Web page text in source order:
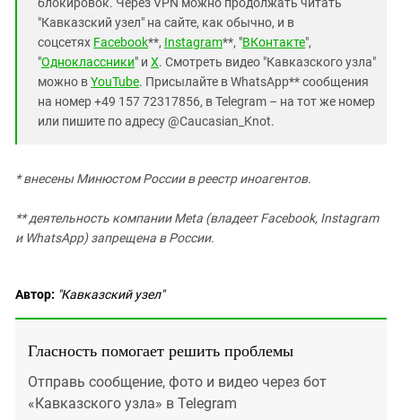
"Кавказский узел" на сайте, как обычно, и в
соцсетях Facebook**, Instagram**, "ВКонтакте",
"Одноклассники" и X. Смотреть видео "Кавказского узла"
можно вYouTube. Присылайте в WhatsApp** сообщения
на номер +49 157 72317856, в Telegram – на тот же номер
или пишите по адресу @Caucasian_Knot.
* внесены Минюстом России в реестр иноагентов.
** деятельность компании Meta (владеет Facebook, Instagram
и WhatsApp) запрещена в России.
Автор: "Кавказский узел"
Гласность помогает решить проблемы
Отправь сообщение, фото и видео через бот
«Кавказского узла» в Telegram